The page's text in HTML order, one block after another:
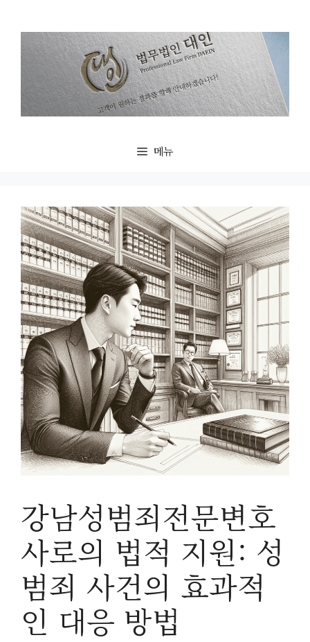
메뉴
강남성범죄전문변호
사로의 법적 지원: 성
범죄 사건의 효과적
인 대응 방법